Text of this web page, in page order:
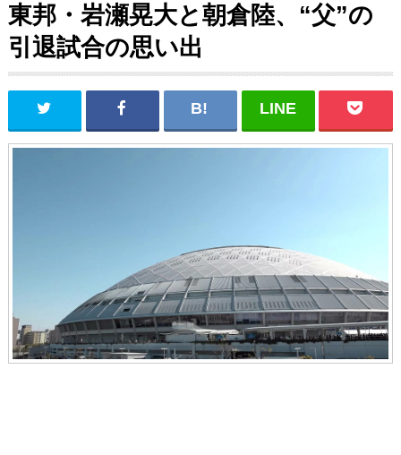
東邦・岩瀬晃大と朝倉陸、“父”の
引退試合の思い出